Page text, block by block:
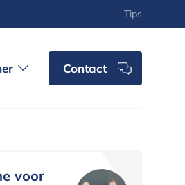
Tips
Contact
voor